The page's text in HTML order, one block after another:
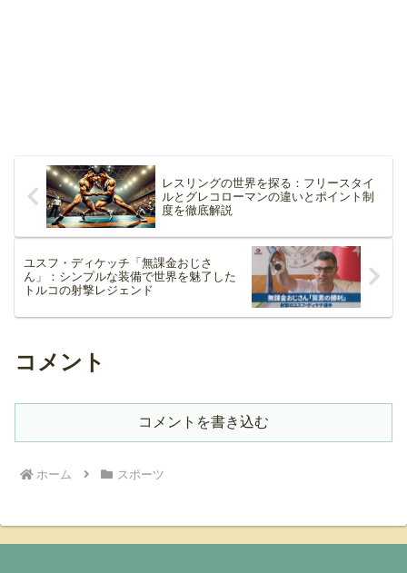
レスリングの世界を探る：フリースタイ
ルとグレコローマンの違いとポイント制
度を徹底解説
ユスフ・ディケッチ「無課金おじさ
ん」：シンプルな装備で世界を魅了した
トルコの射撃レジェンド
コメント
コメントを書き込む
ホーム スポーツ